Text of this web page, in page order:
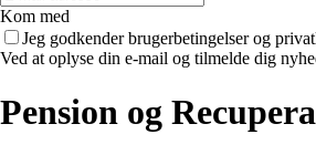
Kom med
Jeg godkender brugerbetingelser og
Ved at oplyse din e-mail og tilmelde dig
Pension og